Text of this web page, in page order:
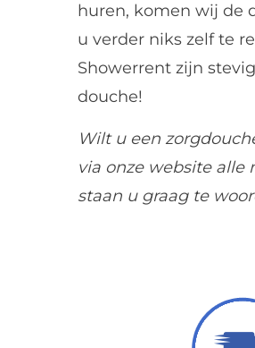
huren, komen wij de
u verder niks zelf te
Showerrent zijn
douche!
Wilt u een
via onze website
staan u graag te